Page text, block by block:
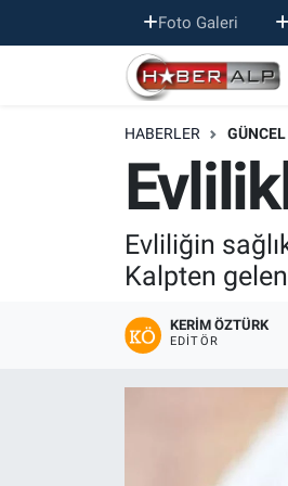
Foto Galeri
HABERLER GÜNCEL
Evliliğin
Kalpten
KERIM ÖZTÜRK
EDITÖR
Nöbetçi Eczaneler
Hava Durumu
Trafik Durumu
Süper Lig Puan Durumu
Son Dakika Haberleri